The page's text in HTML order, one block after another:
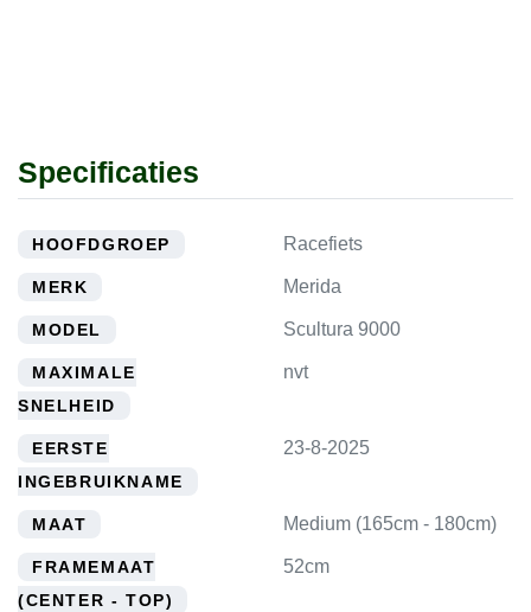
Specificaties
HOOFDGROEP Racefiets
MERK Merida
MODEL Scultura 9000
MAXIMALE
SNELHEID
nvt
EERSTE
INGEBRUIKNAME
23-8-2025
MAAT Medium (165cm - 180cm)
FRAMEMAAT
(CENTER - TOP)
52cm